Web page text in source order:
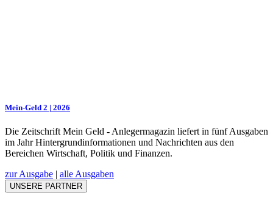
Mein-Geld 2 | 2026
Die Zeitschrift Mein Geld - Anlegermagazin liefert in fünf Ausgaben
im Jahr Hintergrundinformationen und Nachrichten aus den
Bereichen Wirtschaft, Politik und Finanzen.
zur Ausgabe | alle Ausgaben
UNSERE PARTNER